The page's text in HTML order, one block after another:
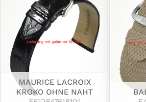
MAURICE LACROIX
KROKO OHNE NAHT